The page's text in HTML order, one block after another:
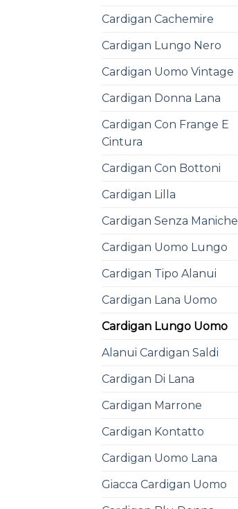
Cardigan Cachemire
Cardigan Lungo Nero
Cardigan Uomo Vintage
Cardigan Donna Lana
Cardigan Con Frange E
Cintura
Cardigan Con Bottoni
Cardigan Lilla
Cardigan Senza Maniche
Cardigan Uomo Lungo
Cardigan Tipo Alanui
Cardigan Lana Uomo
Cardigan Lungo Uomo
Alanui Cardigan Saldi
Cardigan Di Lana
Cardigan Marrone
Cardigan Kontatto
Cardigan Uomo Lana
Giacca Cardigan Uomo